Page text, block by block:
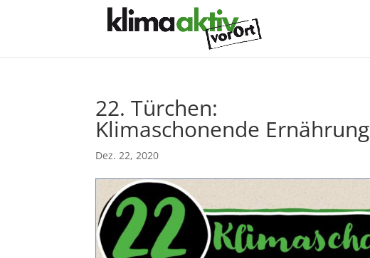
22. Türchen:
Klimaschonende Ernährung
Dez. 22, 2020